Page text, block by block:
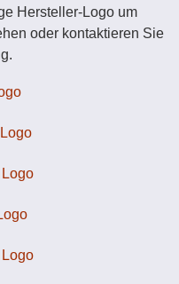
Hersteller-Logo um
oder kontaktieren Sie